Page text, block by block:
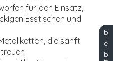
für den Einsatz,
Esstischen und
die sanft
b
l
e
i
b